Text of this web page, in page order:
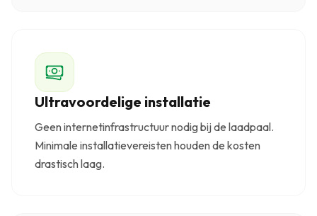
Ultravoordelige installatie
Geen internetinfrastructuur nodig bij de laadpaal.
Minimale installatievereisten houden de kosten
drastisch laag.